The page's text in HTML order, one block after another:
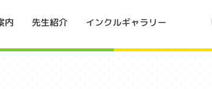
内 先生紹介 インクルギャラリー